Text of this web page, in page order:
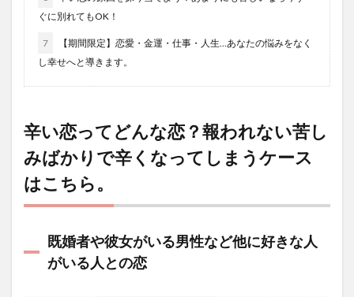
ぐに別れてもOK！
7
【期間限定】恋愛・金運・仕事・人生…あなたの悩みをなく
し幸せへと導きます。
辛い恋ってどんな恋？報われない苦し
みばかりで辛くなってしまうケース
はこちら。
既婚者や彼女がいる男性など他に好きな人
がいる人との恋